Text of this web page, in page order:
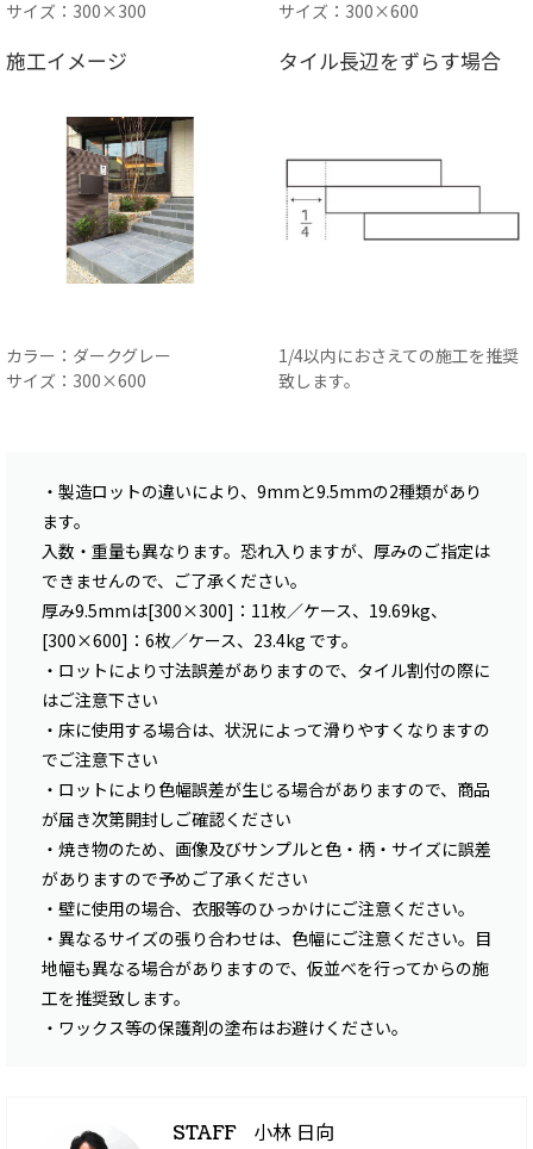
サイズ：300×300 サイズ：300×600
施工イメージ
カラー：ダークグレー
サイズ：300×600
タイル長辺をずらす場合
1/4以内におさえての施工を推奨
致します。
・製造ロットの違いにより、9mmと9.5mmの2種類があり
ます。
入数・重量も異なります。恐れ入りますが、厚みのご指定は
できませんので、ご了承ください。
厚み9.5mmは[300×300]：11枚／ケース、19.69kg、
[300×600]：6枚／ケース、23.4kg です。
・ロットにより寸法誤差がありますので、タイル割付の際に
はご注意下さい
・床に使用する場合は、状況によって滑りやすくなりますの
でご注意下さい
・ロットにより色幅誤差が生じる場合がありますので、商品
が届き次第開封しご確認ください
・焼き物のため、画像及びサンプルと色・柄・サイズに誤差
がありますので予めご了承ください
・壁に使用の場合、衣服等のひっかけにご注意ください。
・異なるサイズの張り合わせは、色幅にご注意ください。目
地幅も異なる場合がありますので、仮並べを行ってからの施
工を推奨致します。
・ワックス等の保護剤の塗布はお避けください。
STAFF 小林 日向